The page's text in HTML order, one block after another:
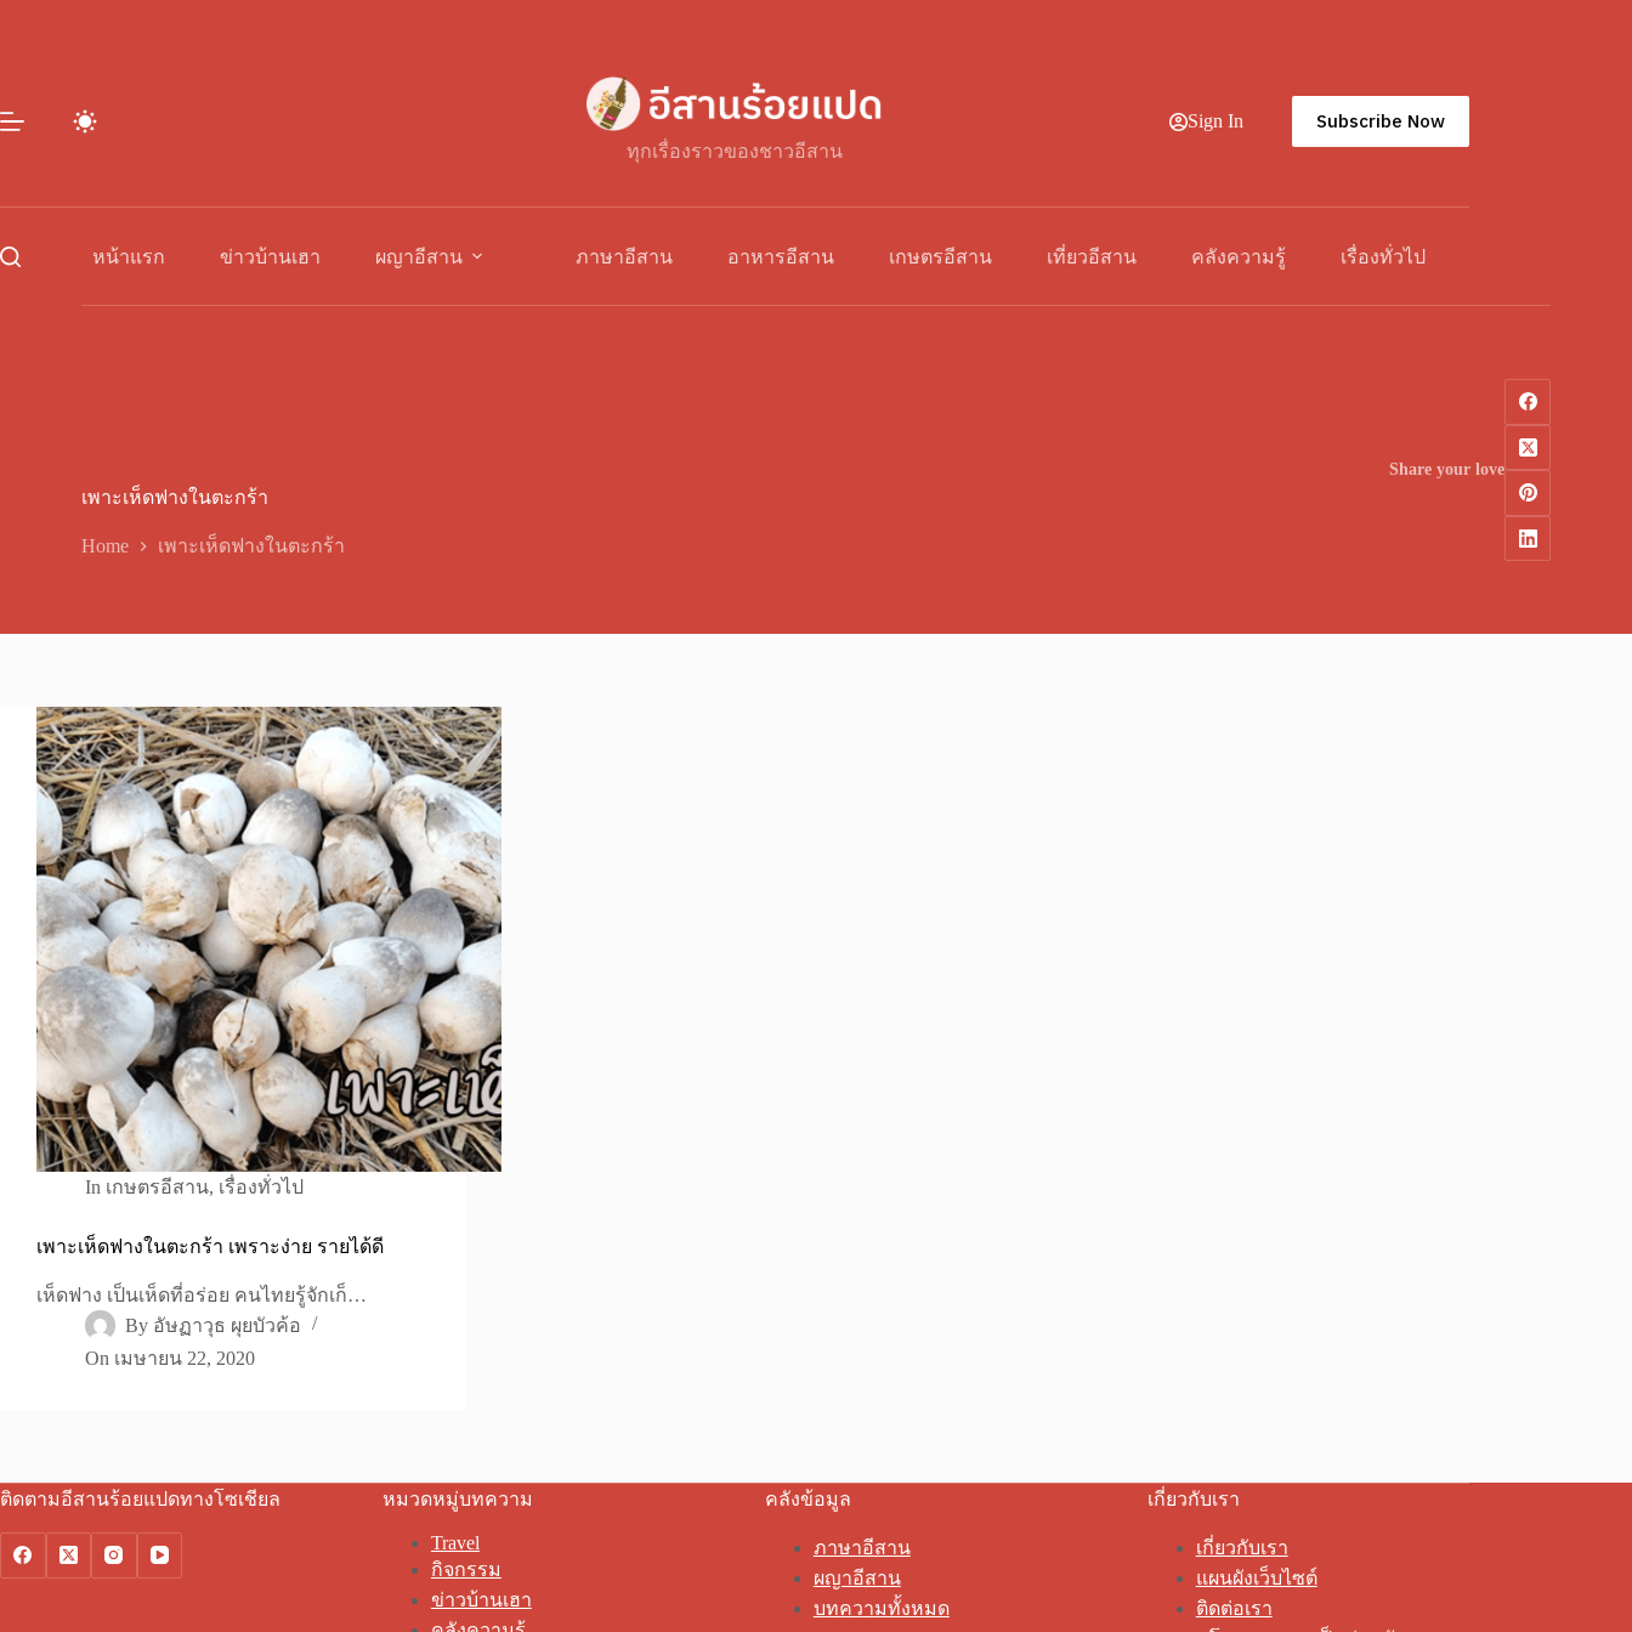
ทุกเรื่องราวของชาวอีสาน
Sign In Subscribe Now
หน้าแรก ข่าวบ้านเฮา ผญาอีสาน ภาษาอีสาน อาหารอีสาน เกษตรอีสาน เที่ยวอีสาน คลังความรู้ เรื่องทั่วไป
เพาะเห็ดฟางในตะกร้า
Home เพาะเห็ดฟางในตะกร้า
Share your love
In เกษตรอีสาน, เรื่องทั่วไป
เพาะเห็ดฟางในตะกร้า เพราะง่าย รายได้ดี
เห็ดฟาง เป็นเห็ดที่อร่อย คนไทยรู้จักเก็…
By อัษฏาวุธ ผุยบัวค้อ
On เมษายน 22, 2020
ติดตามอีสานร้อยแปดทางโซเชียล หมวดหมู่บทความ
Travel
กิจกรรม
ข่าวบ้านเฮา
คลังข้อมูล
ภาษาอีสาน
ผญาอีสาน
บทความทั้งหมด
เกี่ยวกับเรา
เกี่ยวกับเรา
แผนผังเว็บไซต์
ติดต่อเรา